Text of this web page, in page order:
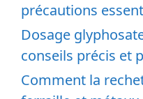
précautions
Dosage
conseils précis et
Comment la